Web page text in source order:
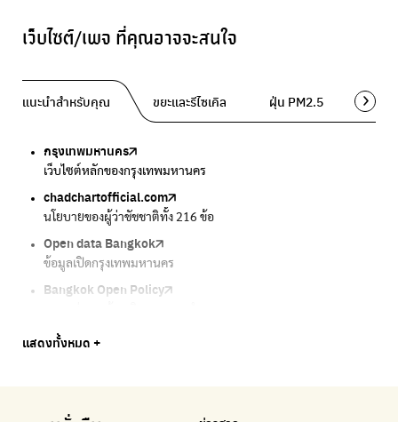
เว็บไซต์/เพจ ที่คุณอาจจะสนใจ
แนะนำสำหรับคุณ ขยะและรีไซเคิล ฝุ่น PM2.5 พื้นที่สี
กรุงเทพมหานคร
เว็บไซต์หลักของกรุงเทพมหานคร
chadchartofficial.com
นโยบายของผู้ว่าชัชชาติทั้ง 216 ข้อ
Open data Bangkok
ข้อมูลเปิดกรุงเทพมหานคร
Bangkok Open Policy
Bangkok Trees
แสดงทั้งหมด +
Traffy Fondue
แจ้งปัญหาขยะ เพื่อให้หน่วยงานแก้ไข
BKK Zero Waste
กรุงเทพฯไม่เทรวม
ลุงซาเล้งกับขยะที่หายไป
เริ่มแยกขยะตั้งแต่วันนี้ เดี๋ยวลุงสอนให้
CHULA Zero Waste
Green2Get
Traffy Fondue
แจ้งปัญหาฝุ่น เพื่อให้หน่วยงานแก้ไข
Airbkk
รายงานคุณภาพอากาศในกรุงเทพมหานคร
Air4Thai
ตรวจสอบสภาพอากาศรอบตัวคุณง่ายๆ
กรมควบคุมมลพิษ
Line Alert
Bangkok Trees
ความคืบหน้าโครงการต้นไม้ล้านต้น
Greener Bangkok 2030
โครงการเพิ่มพื้นที่สีเขียวภายในปี 2030
We park
เครือข่ายพัฒนาเมืองและชุมชนสุขภาวะ
Thai Green Urban (TGU)
Urban Design and Development Center
DCCE
กรมการเปลี่ยนแปลงสภาพภูมิอากาศและสิ่งแวดล้อม
BangkokStories
เรื่องราวในกรุงเทพโดยครีเอเตอร์
กรมควบคุมมลพิษ
แหล่งข้อมูลเกี่ยวกับมาตรฐานคุณภาพอากาศ น้ำ และเสียง
Greenpeace
Climate Strike Thailand